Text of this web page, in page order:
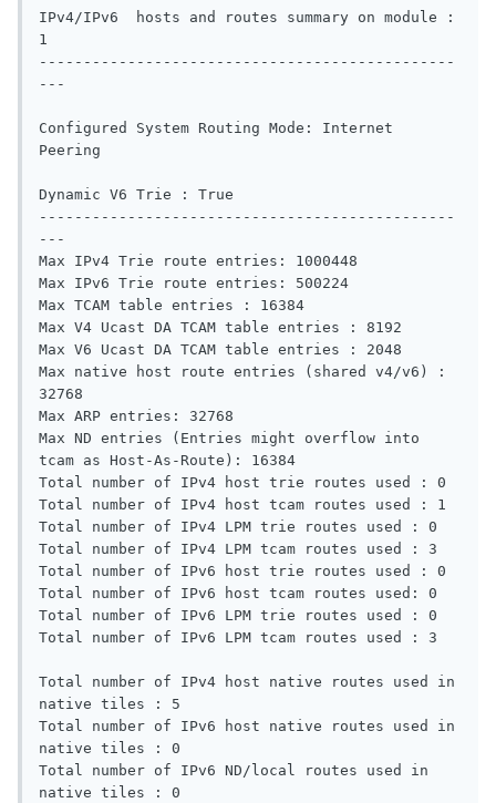
IPv4/IPv6  hosts and routes summary on module :
1
-----------------------------------------------
---
Configured System Routing Mode: Internet
Peering
Dynamic V6 Trie : True
-----------------------------------------------
---
Max IPv4 Trie route entries: 1000448
Max IPv6 Trie route entries: 500224
Max TCAM table entries : 16384
Max V4 Ucast DA TCAM table entries : 8192
Max V6 Ucast DA TCAM table entries : 2048
Max native host route entries (shared v4/v6) :
32768
Max ARP entries: 32768
Max ND entries (Entries might overflow into
tcam as Host-As-Route): 16384
Total number of IPv4 host trie routes used : 0
Total number of IPv4 host tcam routes used : 1
Total number of IPv4 LPM trie routes used : 0
Total number of IPv4 LPM tcam routes used : 3
Total number of IPv6 host trie routes used : 0
Total number of IPv6 host tcam routes used: 0
Total number of IPv6 LPM trie routes used : 0
Total number of IPv6 LPM tcam routes used : 3
Total number of IPv4 host native routes used in
native tiles : 5
Total number of IPv6 host native routes used in
native tiles : 0
Total number of IPv6 ND/local routes used in
native tiles : 0